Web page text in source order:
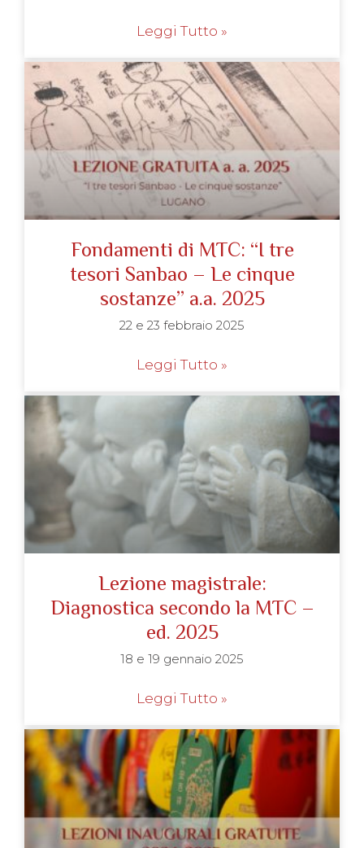
Leggi Tutto »
Fondamenti di MTC: “I tre
tesori Sanbao – Le cinque
sostanze” a.a. 2025
22 e 23 febbraio 2025
Leggi Tutto »
Lezione magistrale:
Diagnostica secondo la MTC –
ed. 2025
18 e 19 gennaio 2025
Leggi Tutto »